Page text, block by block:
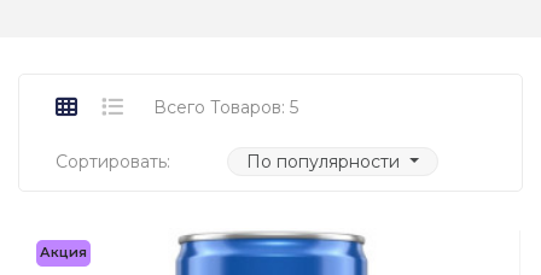
Всего Товаров: 5
Сортировать: По популярности
Акция